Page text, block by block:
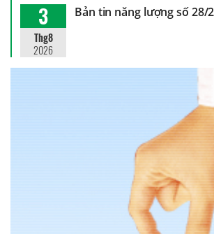
3
Thg8
2026
Bản tin năng lượng số 28/